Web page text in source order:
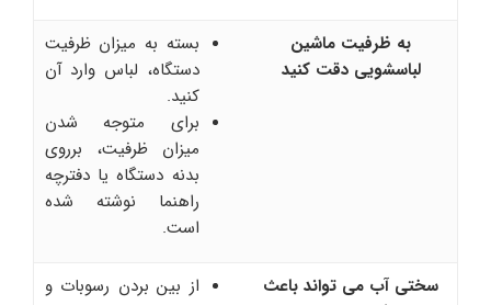
به ظرفیت ماشین
لباسشویی دقت کنید
بسته به میزان ظرفیت
دستگاه، لباس وارد آن
کنید.
برای متوجه شدن
میزان ظرفیت، برروی
بدنه دستگاه یا دفترچه
راهنما نوشته شده
است.
سختی آب می تواند باعث
از بین بردن رسوبات و